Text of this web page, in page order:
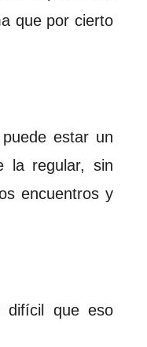
que por cierto
estar un
la regular, sin
encuentros y
difícil que eso